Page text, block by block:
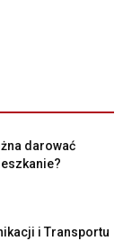
darować
i Transportu